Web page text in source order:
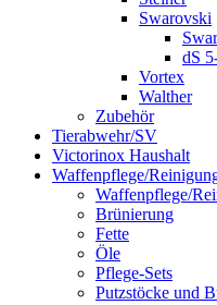
Swarovski
dS
Vortex
Walther
Zubehör
Tierabwehr/SV
Victorinox Haushalt
Waffenpflege/
Waffenpflege/
Brünierung
Fette
Öle
Pflege-Sets
Putzstöcke und